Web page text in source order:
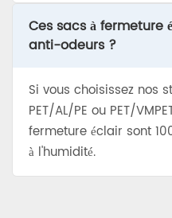
Ces sacs à fermeture
anti-odeurs ?
Si vous choisissez nos
PET/AL/PE ou PET/
fermeture éclair sont
à l'humidité.